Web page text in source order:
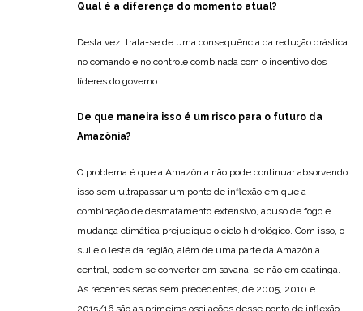
Qual é a diferença do momento atual?
Desta vez, trata-se de uma consequência da redução drástica
no comando e no controle combinada com o incentivo dos
líderes do governo.
De que maneira isso é um risco para o futuro da
Amazônia?
O problema é que a Amazônia não pode continuar absorvendo
isso sem ultrapassar um ponto de inflexão em que a
combinação de desmatamento extensivo, abuso de fogo e
mudança climática prejudique o ciclo hidrológico. Com isso, o
sul e o leste da região, além de uma parte da Amazônia
central, podem se converter em savana, se não em caatinga.
As recentes secas sem precedentes, de 2005, 2010 e
2015/16 são as primeiras oscilações desse ponto de inflexão.